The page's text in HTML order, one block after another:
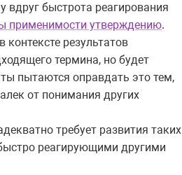
быстрота реагирования
применимости утверждению.
контексте результатов
термина, но будет
пытаются оправдать это тем,
от понимания других
требует развития таких
реагирующими другими